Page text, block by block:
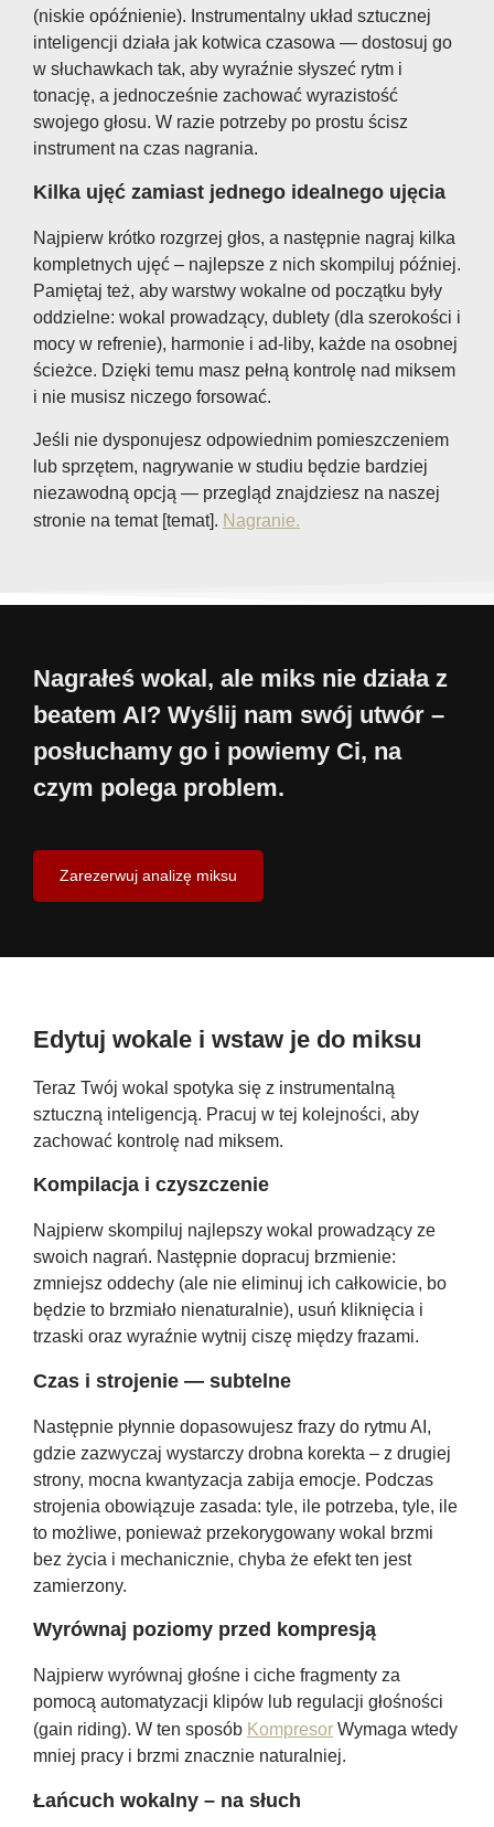
(niskie opóźnienie). Instrumentalny układ sztucznej
inteligencji działa jak kotwica czasowa — dostosuj go
w słuchawkach tak, aby wyraźnie słyszeć rytm i
tonację, a jednocześnie zachować wyrazistość
swojego głosu. W razie potrzeby po prostu ścisz
instrument na czas nagrania.
Kilka ujęć zamiast jednego idealnego ujęcia
Najpierw krótko rozgrzej głos, a następnie nagraj kilka
kompletnych ujęć – najlepsze z nich skompiluj później.
Pamiętaj też, aby warstwy wokalne od początku były
oddzielne: wokal prowadzący, dublety (dla szerokości i
mocy w refrenie), harmonie i ad-liby, każde na osobnej
ścieżce. Dzięki temu masz pełną kontrolę nad miksem
i nie musisz niczego forsować.
Jeśli nie dysponujesz odpowiednim pomieszczeniem
lub sprzętem, nagrywanie w studiu będzie bardziej
niezawodną opcją — przegląd znajdziesz na naszej
stronie na temat [temat]. Nagranie.
Nagrałeś wokal, ale miks nie działa z
beatem AI? Wyślij nam swój utwór –
posłuchamy go i powiemy Ci, na
czym polega problem.
Zarezerwuj analizę miksu
Edytuj wokale i wstaw je do miksu
Teraz Twój wokal spotyka się z instrumentalną
sztuczną inteligencją. Pracuj w tej kolejności, aby
zachować kontrolę nad miksem.
Kompilacja i czyszczenie
Najpierw skompiluj najlepszy wokal prowadzący ze
swoich nagrań. Następnie dopracuj brzmienie:
zmniejsz oddechy (ale nie eliminuj ich całkowicie, bo
będzie to brzmiało nienaturalnie), usuń kliknięcia i
trzaski oraz wyraźnie wytnij ciszę między frazami.
Czas i strojenie — subtelne
Następnie płynnie dopasowujesz frazy do rytmu AI,
gdzie zazwyczaj wystarczy drobna korekta – z drugiej
strony, mocna kwantyzacja zabija emocje. Podczas
strojenia obowiązuje zasada: tyle, ile potrzeba, tyle, ile
to możliwe, ponieważ przekorygowany wokal brzmi
bez życia i mechanicznie, chyba że efekt ten jest
zamierzony.
Wyrównaj poziomy przed kompresją
Najpierw wyrównaj głośne i ciche fragmenty za
pomocą automatyzacji klipów lub regulacji głośności
(gain riding). W ten sposób Kompresor Wymaga wtedy
mniej pracy i brzmi znacznie naturalniej.
Łańcuch wokalny – na słuch